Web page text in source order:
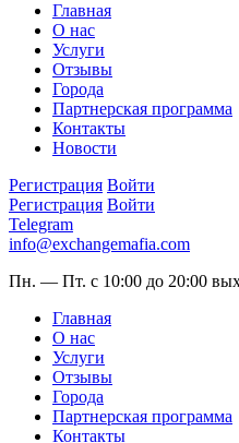
Главная
О нас
Услуги
Отзывы
Города
Партнерская программа
Контакты
Новости
Регистрация Войти
Регистрация Войти
Telegram
info@exchangemafia.com
Пн. — Пт. с 10:00 до 20:00
Главная
О нас
Услуги
Отзывы
Города
Партнерская программа
Контакты